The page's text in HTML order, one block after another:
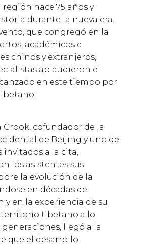
región hace 75 años y
durante la nueva era.
que congregó en la
académicos e
chinos y extranjeros,
aplaudieron el
en este tiempo por
Crook, cofundador de la
de Beijing y uno de
invitados a la cita,
los asistentes sus
la evolución de la
en décadas de
y en la experiencia de su
tibetano a lo
generaciones, llegó a la
que el desarrollo